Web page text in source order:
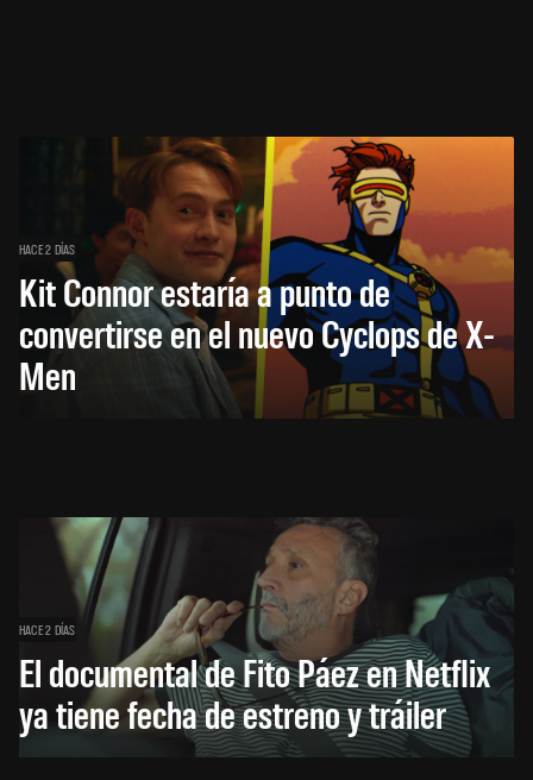
HACE 2 DÍAS
Kit Connor estaría a punto de
convertirse en el nuevo Cyclops de X-
Men
HACE 2 DÍAS
El documental de Fito Páez en Netflix
ya tiene fecha de estreno y tráiler